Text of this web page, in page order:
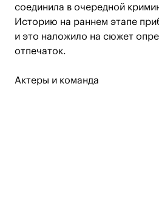
соединила в очередной
Историю на раннем этапе
и это наложило на сюжет
отпечаток.
Актеры и команда